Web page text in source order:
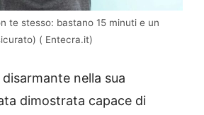
te stesso: bastano 15 minuti e un
( Entecra.it)
nella sua
dimostrata capace di